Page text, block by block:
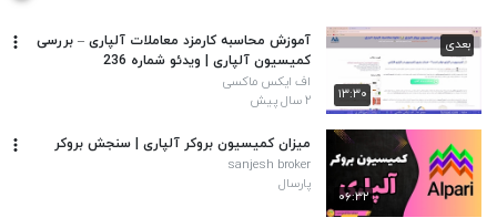
۱۳:۳۰
بعدی
آموزش محاسبه کارمزد معاملات آلپاری – بررسی
کمیسیون آلپاری | ویدئو شماره 236
اف ایکس ماکسی
۲ سال پیش
۰۶:۳۲
میزان کمیسیون بروکر آلپاری | سنجش بروکر
sanjesh broker
پارسال